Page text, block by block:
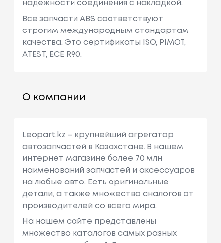
надежности соединения с накладкой.
Все запчасти ABS соответствуют
строгим международным стандартам
качества. Это сертификаты ISO, PIMOT,
ATEST, ЕСЕ R90.
О компании
Leopart.kz – крупнейший агрегатор
автозапчастей в Казахстане. В нашем
интернет магазине более 70 млн
наименований запчастей и аксессуаров
на любые авто. Есть оригинальные
детали, а также множество аналогов от
производителей со всего мира.
На нашем сайте представлены
множество каталогов самых разных